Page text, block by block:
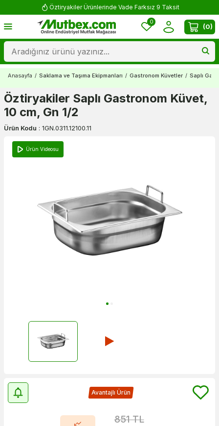
Öztiryakiler Ürünlerinde Vade Farksız 9 Taksit
0
(0)
Anasayfa / Saklama ve Taşıma Ekipmanları / Gastronom Küvetler / Saplı
Öztiryakiler Saplı Gastronom Küvet,
10 cm, Gn 1/2
Ürün Kodu : 1GN.0311.12100.11
Ürün Videosu
Avantajlı Ürün
851TL